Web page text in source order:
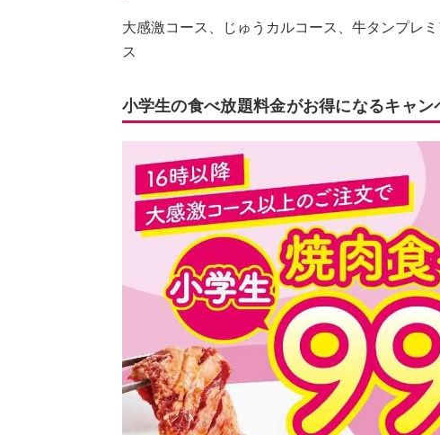
大感激コース、じゅうカルコース、牛タンプレ
ス
小学生の食べ放題料金がお得になるキャン